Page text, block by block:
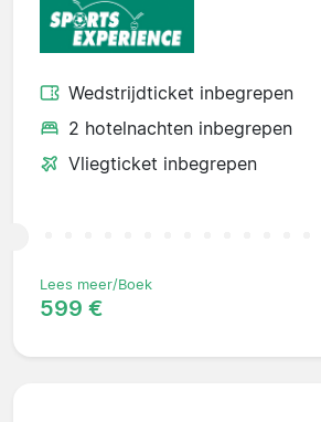
Wedstrijdticket inbegrepen
2 hotelnachten inbegrepen
Vliegticket inbegrepen
Lees meer/Boek
599 €